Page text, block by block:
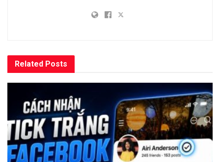
Related Posts